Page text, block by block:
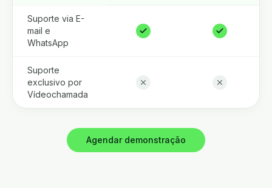
Suporte via E-
mail e
WhatsApp
Suporte
exclusivo por
Vídeochamada
Agendar demonstração